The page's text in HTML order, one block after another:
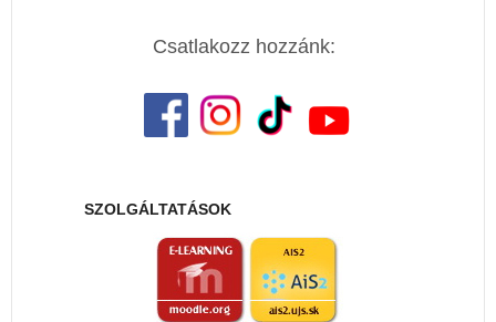
Csatlakozz hozzánk:
SZOLGÁLTATÁSOK